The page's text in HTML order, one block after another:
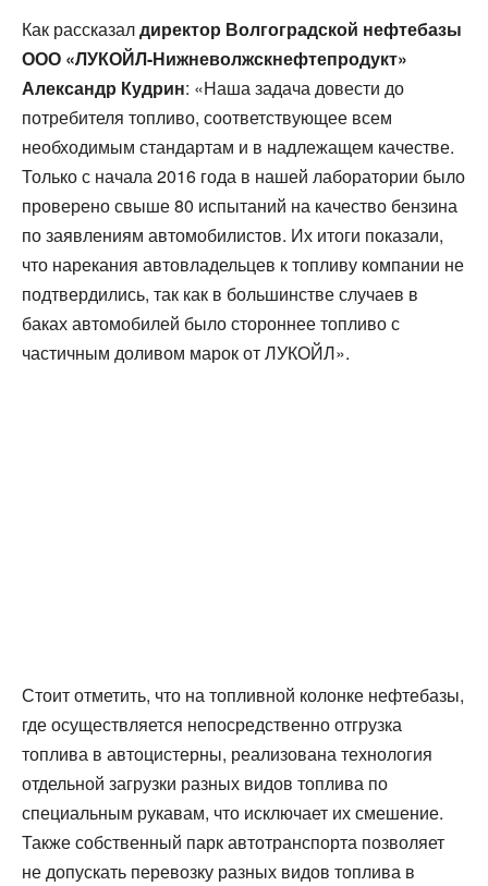
Как рассказалдиректор Волгоградской нефтебазы
ООО «ЛУКОЙЛ-Нижневолжскнефтепродукт»
Александр Кудрин: «Наша задача довести до
потребителя топливо, соответствующее всем
необходимым стандартам и в надлежащем качестве.
Только с начала 2016 года в нашей лаборатории было
проверено свыше 80 испытаний на качество бензина
по заявлениям автомобилистов. Их итоги показали,
что нарекания автовладельцев к топливу компании не
подтвердились, так как в большинстве случаев в
баках автомобилей было стороннее топливо с
частичным доливом марок от ЛУКОЙЛ».
Стоит отметить, что на топливной колонке нефтебазы,
где осуществляется непосредственно отгрузка
топлива в автоцистерны, реализована технология
отдельной загрузки разных видов топлива по
специальным рукавам, что исключает их смешение.
Также собственный парк автотранспорта позволяет
не допускать перевозку разных видов топлива в